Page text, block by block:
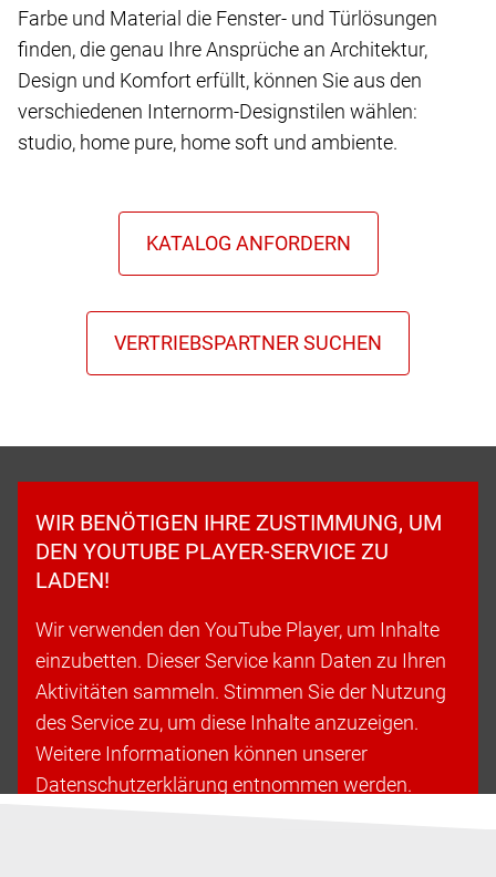
Farbe und Material die Fenster- und Türlösungen
finden, die genau Ihre Ansprüche an Architektur,
Design und Komfort erfüllt, können Sie aus den
verschiedenen Internorm-Designstilen wählen:
studio, home pure, home soft und ambiente.
WIR BENÖTIGEN IHRE ZUSTIMMUNG, UM
DEN YOUTUBE PLAYER-SERVICE ZU
LADEN!
Wir verwenden den YouTube Player, um Inhalte
einzubetten. Dieser Service kann Daten zu Ihren
Aktivitäten sammeln. Stimmen Sie der Nutzung
des Service zu, um diese Inhalte anzuzeigen.
Weitere Informationen können unserer
Datenschutzerklärung entnommen werden.